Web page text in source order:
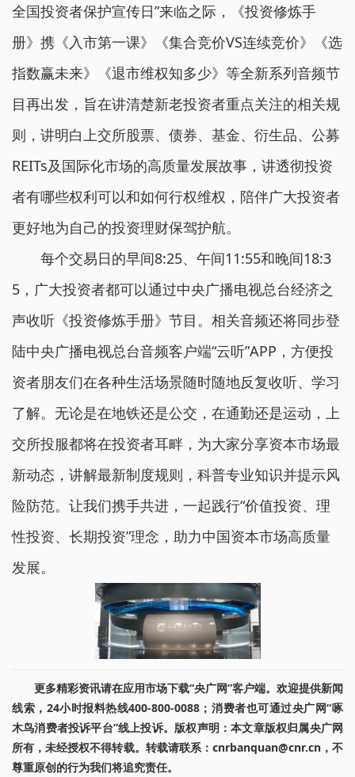
全国投资者保护宣传日”来临之际，《投资修炼手
册》携《入市第一课》《集合竞价VS连续竞价》《选
指数赢未来》《退市维权知多少》等全新系列音频节
目再出发，旨在讲清楚新老投资者重点关注的相关规
则，讲明白上交所股票、债券、基金、衍生品、公募
REITs及国际化市场的高质量发展故事，讲透彻投资
者有哪些权利可以和如何行权维权，陪伴广大投资者
更好地为自己的投资理财保驾护航。
每个交易日的早间8:25、午间11:55和晚间18:3
5，广大投资者都可以通过中央广播电视总台经济之
声收听《投资修炼手册》节目。相关音频还将同步登
陆中央广播电视总台音频客户端“云听”APP，方便投
资者朋友们在各种生活场景随时随地反复收听、学习
了解。无论是在地铁还是公交，在通勤还是运动，上
交所投服都将在投资者耳畔，为大家分享资本市场最
新动态，讲解最新制度规则，科普专业知识并提示风
险防范。让我们携手共进，一起践行“价值投资、理
性投资、长期投资”理念，助力中国资本市场高质量
发展。
更多精彩资讯请在应用市场下载“央广网”客户端。欢迎提供新闻
线索，24小时报料热线400-800-0088；消费者也可通过央广网“啄
木鸟消费者投诉平台”线上投诉。版权声明：本文章版权归属央广网
所有，未经授权不得转载。转载请联系：cnrbanquan@cnr.cn，不
尊重原创的行为我们将追究责任。